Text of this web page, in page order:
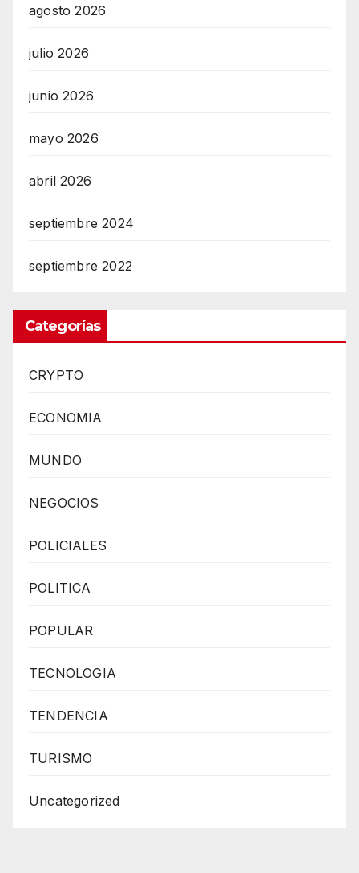
agosto 2026
julio 2026
junio 2026
mayo 2026
abril 2026
septiembre 2024
septiembre 2022
Categorías
CRYPTO
ECONOMIA
MUNDO
NEGOCIOS
POLICIALES
POLITICA
POPULAR
TECNOLOGIA
TENDENCIA
TURISMO
Uncategorized